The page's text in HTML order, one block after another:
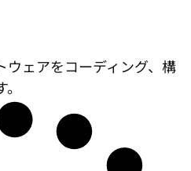
ウェアをコーディング、構